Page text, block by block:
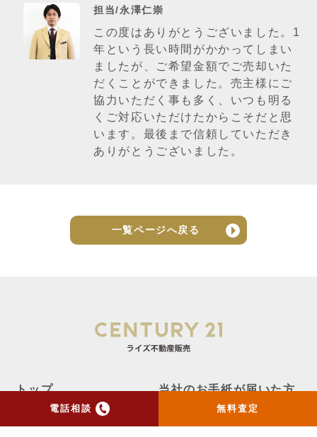
電話相談 無料査定
担当/永澤仁崇
この度はありがとうございました。1
年という長い時間がかかってしまい
ましたが、ご希望金額でご売却いた
だくことができました。売主様にご
協力いただく事も多く、いつも明る
くご対応いただけたからこそだと思
います。最後まで信頼していただき
ありがとうございました。
一覧ページへ戻る
トップ
当社のお手紙が届いた方